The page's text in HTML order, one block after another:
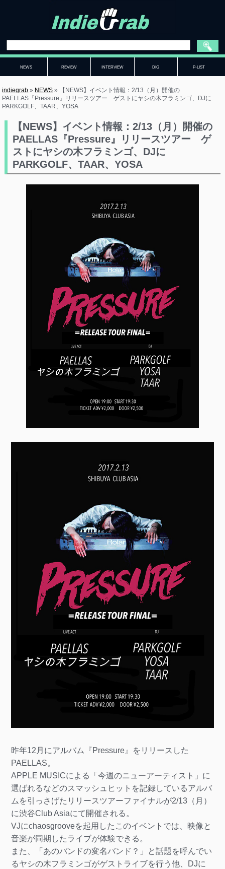
NEWS REVIEW INTERVIEW DIG P-LIST
indiegrab » NEWS »
【NEWS】イベント情報：2/13（月）開催の
PAELLAS『Pressure』リリースツアー ゲストにヤシの木フラミンゴ、DJに
PARKGOLF、TAAR、YOSA
【NEWS】イベント情報：2/13（月）開催の
PAELLAS『Pressure』リリースツアー ゲ
ストにヤシの木フラミンゴ、DJに
PARKGOLF、TAAR、YOSA
昨年12月にアルバム『Pressure』をリリースした
PAELLAS。
APPLE MUSICによる「今週のニューアーティスト」に
選ばれるなどのスマッシュヒットを記録しているアルバ
ムを引っさげたリリースツアーファイナルが2/13（月）
に渋谷Club Asiaにて開催される。
VJにchaosgrooveを起用したこのイベントでは、映像と
音楽が同期したライブが体験できる。
また、「あのバンドの変名バンド？」と話題を呼んでい
るヤシの木フラミンゴがゲストライブを行う他、DJに